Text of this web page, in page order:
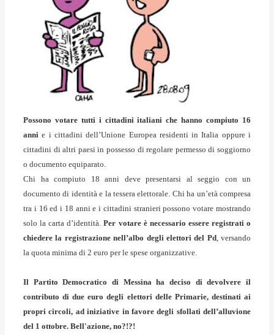
Possono votare tutti i cittadini italiani che hanno compiuto 16
anni e i cittadini dell’Unione Europea residenti in Italia oppure i
cittadini di altri paesi in possesso di regolare permesso di soggiorno
o documento equiparato.
Chi ha compiuto 18 anni deve presentarsi al seggio con un
documento di identità e la tessera elettorale. Chi ha un’età compresa
tra i 16 ed i 18 anni e i cittadini stranieri possono votare mostrando
solo la carta d’identità.Per votare è necessario essere registrati o
chiedere la registrazione nell’albo degli elettori del Pd, versando
la quota minima di 2 euro per le spese organizzative.
Il Partito Democratico di Messina ha deciso di devolvere il
contributo di due euro degli elettori delle Primarie, destinati ai
propri circoli, ad iniziative in favore degli sfollati dell’alluvione
del 1 ottobre. Bell'azione, no?!?!